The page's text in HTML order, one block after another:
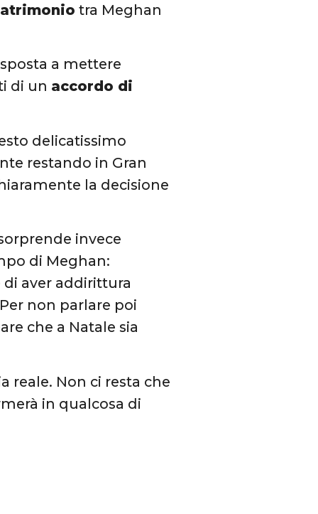
tra Meghan
a mettere
di un accordo di
delicatissimo
restando in Gran
la decisione
invece
di Meghan:
aver addirittura
non parlare poi
che a Natale sia
reale. Non ci resta che
in qualcosa di